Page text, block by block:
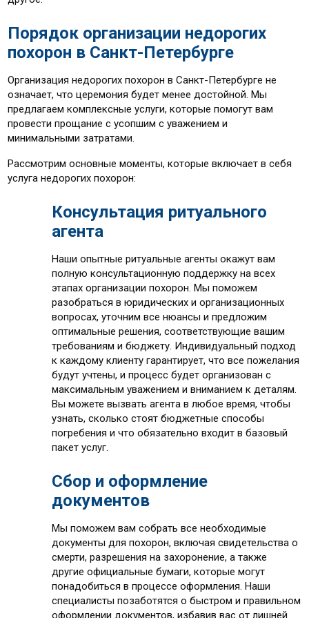
Порядок организации недорогих
похорон в Санкт-Петербурге
Организация недорогих похорон в Санкт-Петербурге не
означает, что церемония будет менее достойной. Мы
предлагаем комплексные услуги, которые помогут вам
провести прощание с усопшим с уважением и
минимальными затратами.
Рассмотрим основные моменты, которые включает в себя
услуга недорогих похорон:
Консультация ритуального
агента
Наши опытные ритуальные агенты окажут вам
полную консультационную поддержку на всех
этапах организации похорон. Мы поможем
разобраться в юридических и организационных
вопросах, уточним все нюансы и предложим
оптимальные решения, соответствующие вашим
требованиям и бюджету. Индивидуальный подход
к каждому клиенту гарантирует, что все пожелания
будут учтены, и процесс будет организован с
максимальным уважением и вниманием к деталям.
Вы можете вызвать агента в любое время, чтобы
узнать, сколько стоят бюджетные способы
погребения и что обязательно входит в базовый
пакет услуг.
Сбор и оформление
документов
Мы поможем вам собрать все необходимые
документы для похорон, включая свидетельства о
смерти, разрешения на захоронение, а также
другие официальные бумаги, которые могут
понадобиться в процессе оформления. Наши
специалисты позаботятся о быстром и правильном
оформлении документов, избавив вас от лишней